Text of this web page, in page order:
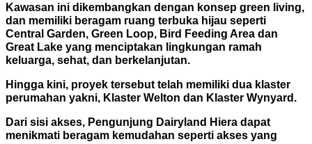
Kawasan ini dikembangkan dengan konsep green living,
dan memiliki beragam ruang terbuka hijau seperti
Central Garden, Green Loop, Bird Feeding Area dan
Great Lake yang menciptakan lingkungan ramah
keluarga, sehat, dan berkelanjutan.
Hingga kini, proyek tersebut telah memiliki dua klaster
perumahan yakni, Klaster Welton dan Klaster Wynyard.
Dari sisi akses, Pengunjung Dairyland Hiera dapat
menikmati beragam kemudahan seperti akses yang